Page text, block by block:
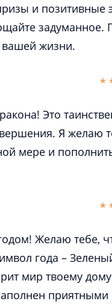
и позитивные
задуманное.
Это
Я желаю
мере и
Желаю тебе,
года –
мир твоему